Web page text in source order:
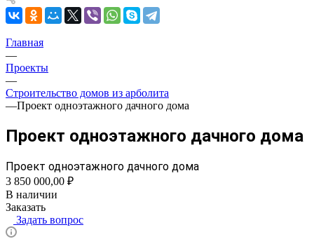
Главная
—
Проекты
—
Строительство домов из арболита
—Проект одноэтажного дачного дома
Проект одноэтажного дачного дома
Проект одноэтажного дачного дома
3 850 000,00 ₽
В наличии
Заказать
Задать вопрос